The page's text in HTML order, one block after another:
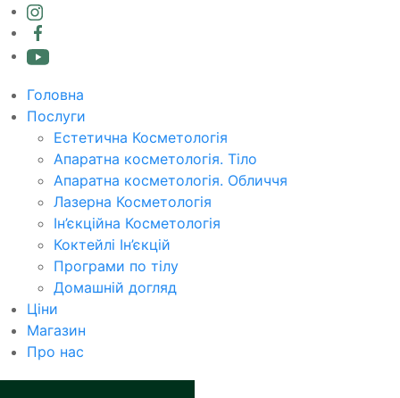
Головна
Послуги
Естетична Косметологія
Апаратна косметологія. Тіло
Апаратна косметологія. Обличчя
Лазерна Косметологія
Ін’єкційна Косметологія
Коктейлі Ін’єкцій
Програми по тілу
Домашній догляд
Ціни
Магазин
Про нас